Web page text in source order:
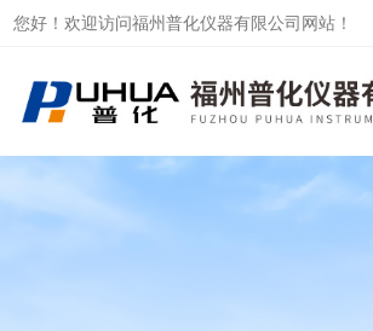
您好！欢迎访问福州普化仪器有限公司网站！